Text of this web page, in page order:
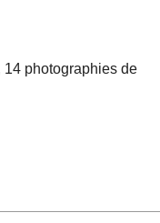
14 photographies de